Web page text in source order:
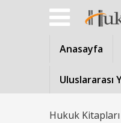
Anasayfa
Uluslararası
Hukuk Kitapları